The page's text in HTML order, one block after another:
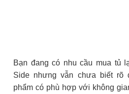
Bạn đang có nhu cầu mua tủ
Side nhưng vẫn chưa biết rõ
phẩm có phù hợp với không